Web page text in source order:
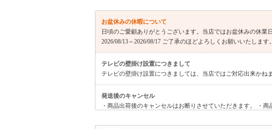
お盆休みの休暇について
日頃のご愛顧ありがとうございます。当店ではお盆休みの休業
2026/08/13～2026/08/17 ご了承のほどよろしくお願いいたします。
テレビの壁掛け設置につきまして
テレビの壁掛け設置につきましては、当店ではご対応出来かね
発送後のキャンセル
・商品出荷後のキャンセルはお断りさせていただきます。 ・